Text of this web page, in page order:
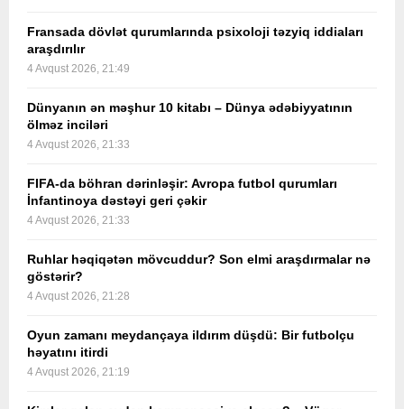
Fransada dövlət qurumlarında psixoloji təzyiq iddiaları
araşdırılır
4 Avqust 2026, 21:49
Dünyanın ən məşhur 10 kitabı – Dünya ədəbiyyatının
ölməz inciləri
4 Avqust 2026, 21:33
FIFA-da böhran dərinləşir: Avropa futbol qurumları
İnfantinoya dəstəyi geri çəkir
4 Avqust 2026, 21:33
Ruhlar həqiqətən mövcuddur? Son elmi araşdırmalar nə
göstərir?
4 Avqust 2026, 21:28
Oyun zamanı meydançaya ildırım düşdü: Bir futbolçu
həyatını itirdi
4 Avqust 2026, 21:19